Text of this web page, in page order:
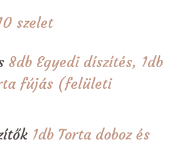
szelet
8db Egyedi díszítés, 1db
fújás (felületi
1db Torta doboz és